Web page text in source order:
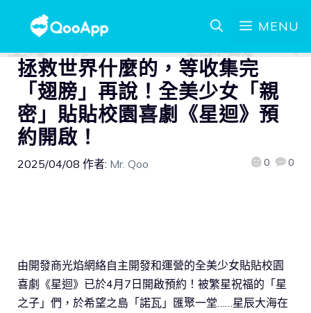
MENU
拯救世界什麼的，等收集完
「翅膀」再說！全美少女「親
密」貼貼校園喜劇《星迴》預
約開啟！
2025/04/08 作者: Mr. Qoo 0 0
由開發商光焰網絡自主開發和運營的全美少女貼貼校園
喜劇《星迴》已於4月7日開啟預約！被繁星祝福的「星
之子」們，於希望之島「諾瓦」匯聚一堂……星辰大海在